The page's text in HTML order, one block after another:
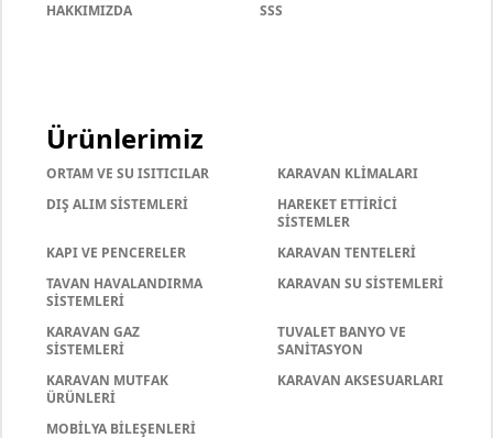
HAKKIMIZDA
SSS
Ürünlerimiz
ORTAM VE SU ISITICILAR
KARAVAN KLİMALARI
DIŞ ALIM SİSTEMLERİ
HAREKET ETTİRİCİ
SİSTEMLER
KAPI VE PENCERELER
KARAVAN TENTELERİ
TAVAN HAVALANDIRMA
SİSTEMLERİ
KARAVAN SU SİSTEMLERİ
KARAVAN GAZ
SİSTEMLERİ
TUVALET BANYO VE
SANİTASYON
KARAVAN MUTFAK
ÜRÜNLERİ
KARAVAN AKSESUARLARI
MOBİLYA BİLEŞENLERİ